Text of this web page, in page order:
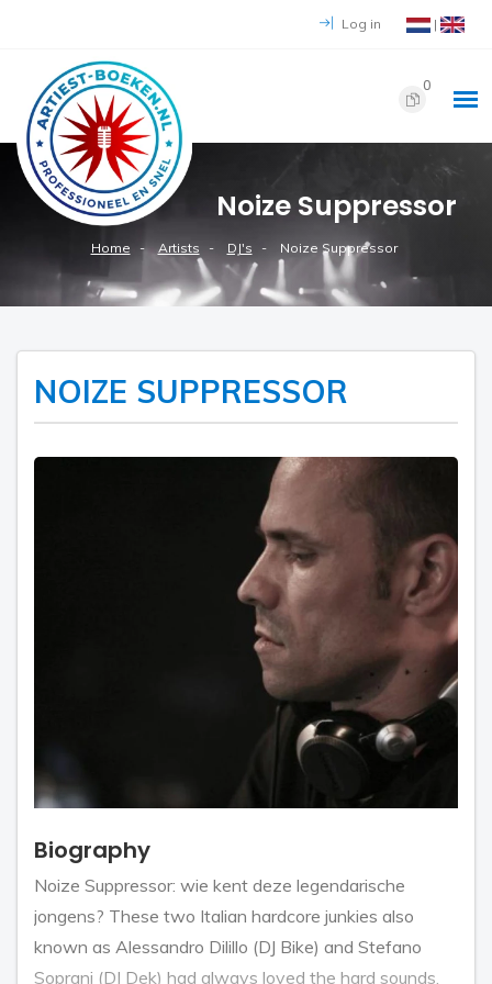
Log in |
0
Noize Suppressor
Home Artists DJ's Noize Suppressor
NOIZE SUPPRESSOR
Biography
Noize Suppressor: wie kent deze legendarische
jongens? These two Italian hardcore junkies also
known as Alessandro Dilillo (DJ Bike) and Stefano
Soprani (DJ Dek) had always loved the hard sounds.